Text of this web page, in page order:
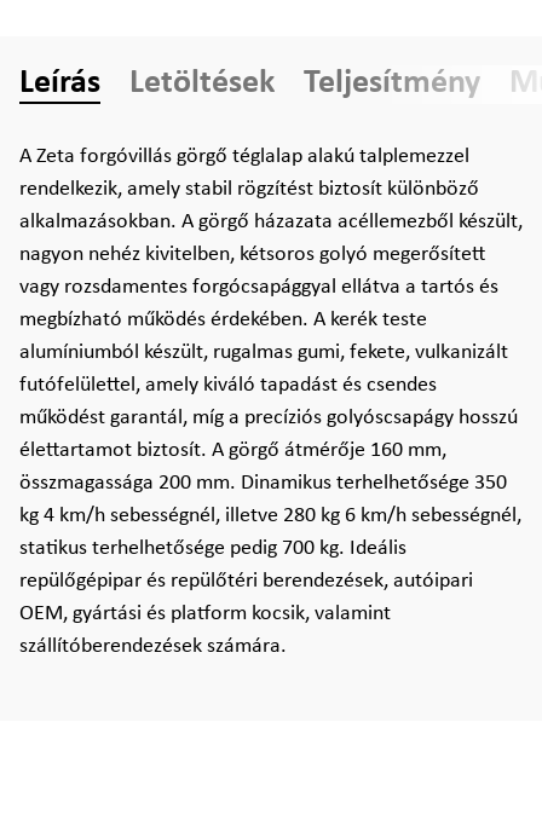
Leírás Letöltések Teljesítmény
A Zeta forgóvillás görgő téglalap alakú talplemezzel
rendelkezik, amely stabil rögzítést biztosít különböző
alkalmazásokban. A görgő házazata acéllemezből készült,
nagyon nehéz kivitelben, kétsoros golyó megerősített
vagy rozsdamentes forgócsapággyal ellátva a tartós és
megbízható működés érdekében. A kerék teste
alumíniumból készült, rugalmas gumi, fekete, vulkanizált
futófelülettel, amely kiváló tapadást és csendes
működést garantál, míg a precíziós golyóscsapágy hosszú
élettartamot biztosít. A görgő átmérője 160 mm,
összmagassága 200 mm. Dinamikus terhelhetősége 350
kg 4 km/h sebességnél, illetve 280 kg 6 km/h sebességnél,
statikus terhelhetősége pedig 700 kg. Ideális
repülőgépipar és repülőtéri berendezések, autóipari
OEM, gyártási és platform kocsik, valamint
szállítóberendezések számára.